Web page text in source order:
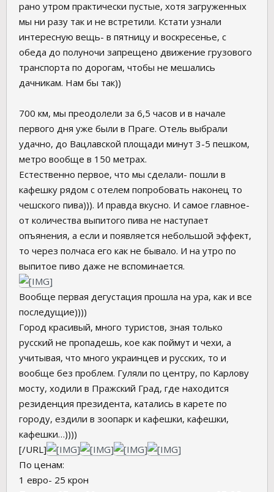
рано утром практически пустые, хотя загруженных
мы ни разу так и не встретили. Кстати узнали
интересную вещь- в пятницу и воскресенье, с
обеда до полуночи запрещено движение грузового
транспорта по дорогам, чтобы не мешались
дачникам. Нам бы так))
700 км, мы преодолели за 6,5 часов и в начале
первого дня уже были в Праге. Отель выбрали
удачно, до Вацлавской площади минут 3-5 пешком,
метро вообще в 150 метрах.
Естественно первое, что мы сделали- пошли в
кафешку рядом с отелем попробовать наконец то
чешского пива))). И правда вкусно. И самое главное-
от количества выпитого пива не наступает
опъянения, а если и появляется небольшой эффект,
то через полчаса его как не бывало. И на утро по
выпитое пиво даже не вспоминается.
Вообще первая дегустация прошла на ура, как и все
последущие))))
Город красивый, много туристов, зная только
русский не пропадешь, кое как поймут и чехи, а
учитывая, что много украинцев и русских, то и
вообще без проблем. Гуляли по центру, по Карлову
мосту, ходили в Пражский Град, где находится
резиденция президента, катались в карете по
городу, ездили в зоопарк и кафешки, кафешки,
кафешки…))))
[/URL]
По ценам:
1 евро- 25 крон